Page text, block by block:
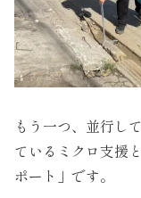
もう一つ、並行し
ているミクロ支援
ポート」です。